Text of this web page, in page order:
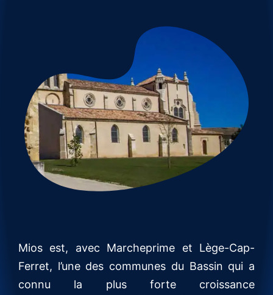
Mios est, avec Marcheprime et Lège-Cap-
Ferret, l’une des communes du Bassin qui a
connu la plus forte croissance